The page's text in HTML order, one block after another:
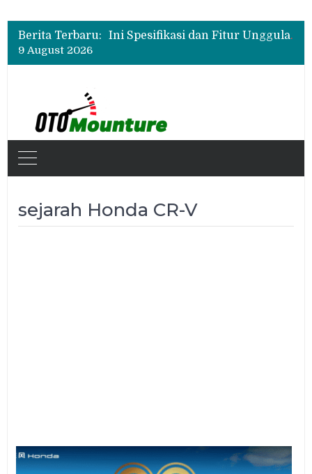
Berita Terbaru:
Ini Spesifikasi dan Fitur Unggulan Chery Tiggo V
9 August 2026
sejarah Honda CR-V